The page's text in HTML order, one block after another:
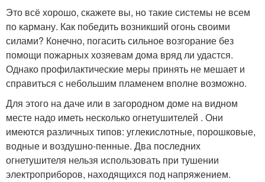
Это всё хорошо, скажете вы, но такие системы не всем
по карману. Как победить возникший огонь своими
силами? Конечно, погасить сильное возгорание без
помощи пожарных хозяевам дома вряд ли удастся.
Однако профилактические меры принять не мешает и
справиться с небольшим пламенем вполне возможно.
Для этого на даче или в загородном доме на видном
месте надо иметь несколько огнетушителей . Они
имеются различных типов: углекислотные, порошковые,
водные и воздушно-пенные. Два последних
огнетушителя нельзя использовать при тушении
электроприборов, находящихся под напряжением.